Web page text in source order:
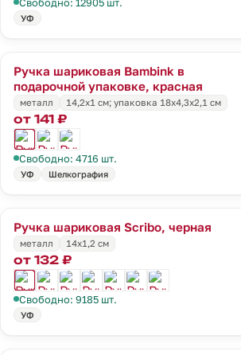
УФ
Ручка шариковая Bambink в
подарочной упаковке, красная
металл 14,2х1 см; упаковка 18х4,3х2,1 см
от 141 ₽
Свободно: 4716 шт.
УФ Шелкография
Ручка шариковая Scribo, черная
металл
14х1,2 см
от 132 ₽
Свободно: 9185 шт.
УФ